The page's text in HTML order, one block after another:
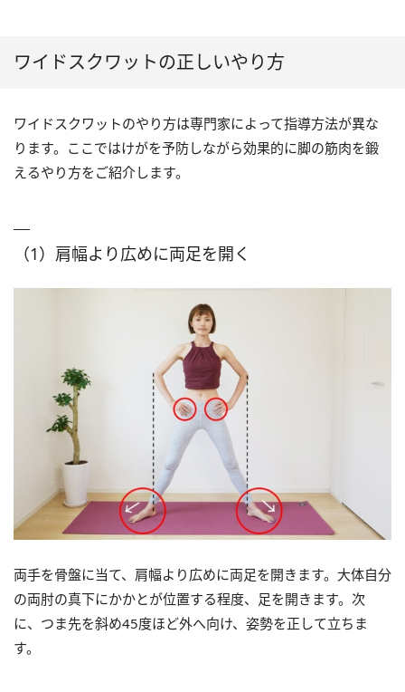
ワイドスクワットの正しいやり方
ワイドスクワットのやり方は専門家によって指導方法が異な
ります。ここではけがを予防しながら効果的に脚の筋肉を鍛
えるやり方をご紹介します。
（1）肩幅より広めに両足を開く
両手を骨盤に当て、肩幅より広めに両足を開きます。大体自分
の両肘の真下にかかとが位置する程度、足を開きます。次
に、つま先を斜め45度ほど外へ向け、姿勢を正して立ちま
す。